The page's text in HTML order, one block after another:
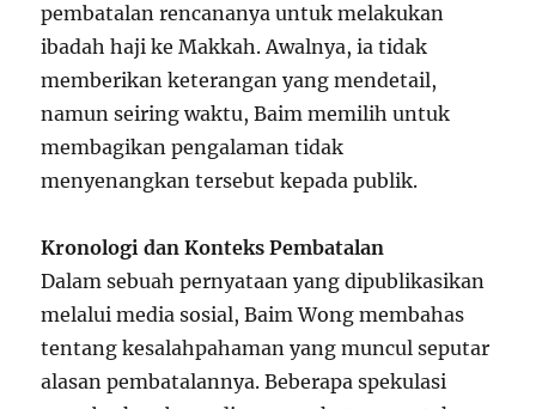
pembatalan rencananya untuk melakukan
ibadah haji ke Makkah. Awalnya, ia tidak
memberikan keterangan yang mendetail,
namun seiring waktu, Baim memilih untuk
membagikan pengalaman tidak
menyenangkan tersebut kepada publik.
Kronologi dan Konteks Pembatalan
Dalam sebuah pernyataan yang dipublikasikan
melalui media sosial, Baim Wong membahas
tentang kesalahpahaman yang muncul seputar
alasan pembatalannya. Beberapa spekulasi